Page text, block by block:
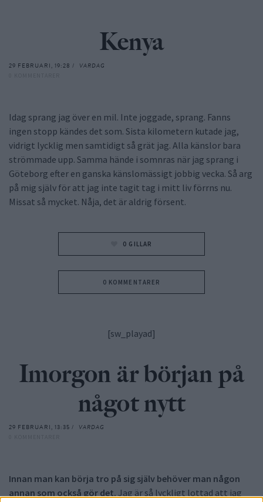
Kenya
29 FEBRUARI, 19:28 / VARDAG
Idag sprang jag över en mil. Inte joggade, sprang. Fanns
ingen stopp kändes det som. Sista kilometern kutade jag,
vidrigt lycklig men samtidigt så grät jag. Alla känslor bara
strömmade upp. Samma hände i somnras när jag sprang i
Göteborg efter en ganska känslomässigt jobbig vecka. Så arg
på mig själv för att jag inte tagit tag i mitt liv förrns nu.
Missat så mycket. Nåja, det är aldrig försent.
0 GILLAR
0 KOMMENTARER
[sw_playad]
Imorgon är början på
något nytt
29 FEBRUARI, 13:35 / VARDAG
Innan man kan börja tro på sig själv behöver man någon
annan som också gör det. Jag är så lyckligt lottad att jag